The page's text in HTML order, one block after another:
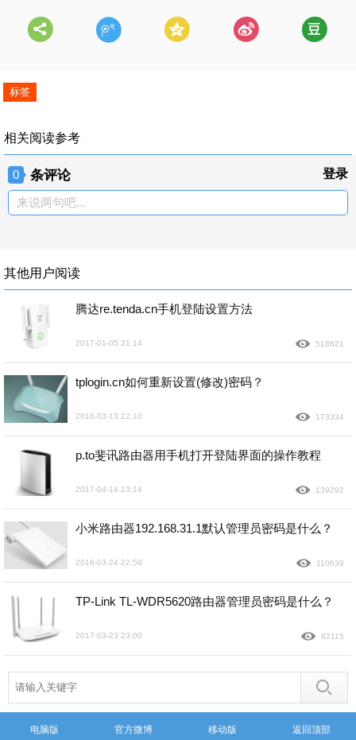
标签
相关阅读参考
0 条评论 登录
来说两句吧...
其他用户阅读
腾达re.tenda.cn手机登陆设置方法
2017-01-05 21:14 518621
tplogin.cn如何重新设置(修改)密码？
2016-03-13 22:10 173334
p.to斐讯路由器用手机打开登陆界面的操作教程
2017-04-14 23:14 139292
小米路由器192.168.31.1默认管理员密码是什么？
2016-03-24 22:59 110639
TP-Link TL-WDR5620路由器管理员密码是什么？
2017-03-23 23:00 82115
电脑版 官方微博 移动版 返回顶部